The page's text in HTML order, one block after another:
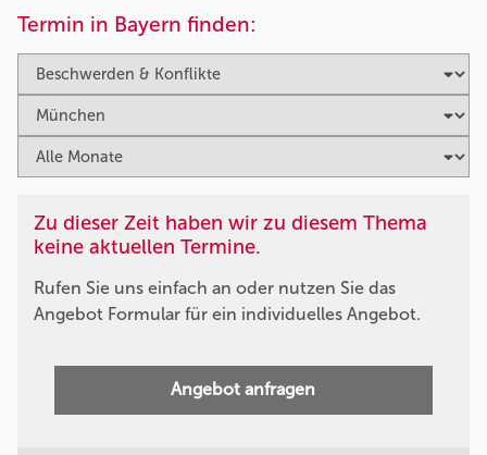
Termin in Bayern finden:
Zu dieser Zeit haben wir zu diesem Thema
keine aktuellen Termine.
Rufen Sie uns einfach an oder nutzen Sie das
Angebot Formular für ein individuelles Angebot.
Angebot anfragen